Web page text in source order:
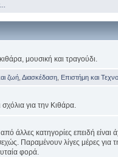
μουσική και τραγούδι.
ζωή Διασκέδαση Επιστήμη και
για την Κιθάρα.
άλλες κατηγορίες επειδή είναι
Παραμένουν λίγες μέρες για
φορά.